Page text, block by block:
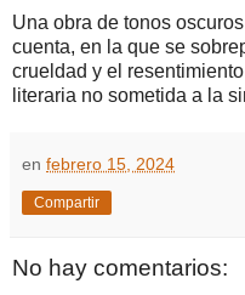
Una obra de tonos
cuenta, en la que se
crueldad y el
literaria no sometida a la
en febrero 15, 2024
Compartir
No hay comentarios: